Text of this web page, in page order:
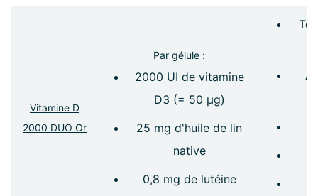
Vitamine D
2000 DUO Or
Par gélule :
2000 UI de vitamine
D3 (= 50 µg)
25 mg d'huile de lin
native
0,8 mg de lutéine